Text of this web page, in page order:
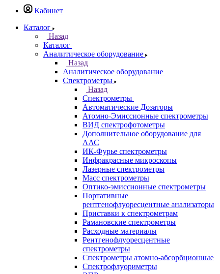
Города
Самара
Санкт-Петербург
Кабинет
Назад
Аналитическое оборудование
Назад
Аналитическое оборудование
Спектрометры
Назад
Спектрометры
Автоматические Дозаторы
Атомно-Эмиссионные спектрометры
ВИД спектрофотометры
Дополнительное оборудование для
ААС
ИК-Фурье спектрометры
Инфракрасные микроскопы
Лазерные спектрометры
Масс спектрометры
Оптико-эмиссионные спектрометры
Портативные
рентгенофлуоресцентные анализаторы
Приставки к спектрометрам
Рамановские спектрометры